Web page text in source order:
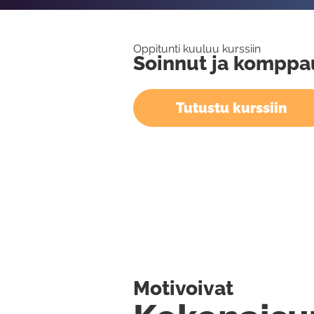
Oppitunti kuuluu kurssiin
Soinnut ja
Tutustu kurssiin
Motivoivat